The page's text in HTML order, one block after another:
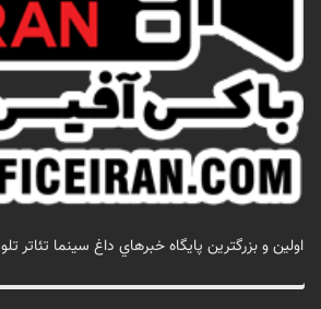
اولين و بزرگترين پايگاه خبرهاي داغ سينما تئاتر